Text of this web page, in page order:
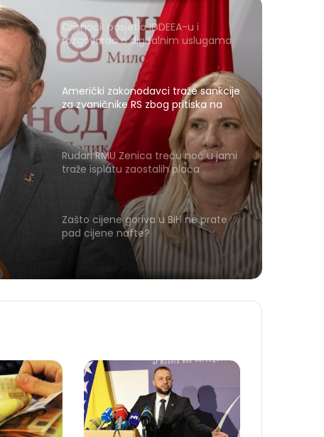
Crishock posjetio IDDEEA-u i
razgovarao o digitalnim uslugama
Američki zakonodavci traže sankcije
za zvaničnike RS zbog pritiska na
Memorijalni centar Srebrenica
Rudari RMU Zenica treću noć u jami
traže isplatu zaostalih plaća
Zašto cijene goriva u BiH ne prate
pad cijene nafte?